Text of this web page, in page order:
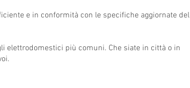
e in conformità con le specifiche aggiornate del
elettrodomestici più comuni. Che siate in città o in